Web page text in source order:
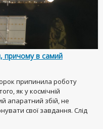
причому в самий
припинила роботу
як у космічній
апаратний збій, не
свої завдання. Слід